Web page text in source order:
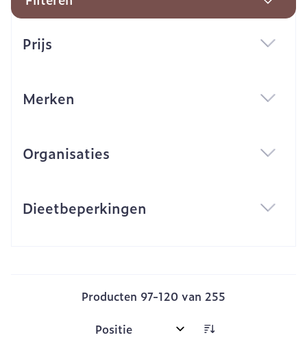
Prijs
Merken
Organisaties
Dieetbeperkingen
Producten 97-120 van 255
Sorteer op: